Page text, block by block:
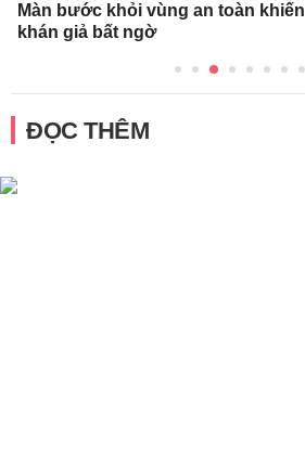
Màn bước khỏi vùng an toàn khiến
khán giả bất ngờ
ĐỌC THÊM